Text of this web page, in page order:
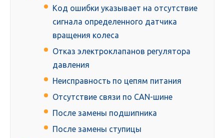
Код ошибки указывает на отсутствие
сигнала определенного датчика
вращения колеса
Отказ электроклапанов регулятора
давления
Неисправность по цепям питания
Отсутствие связи по CAN-шине
После замены подшипника
После замены ступицы